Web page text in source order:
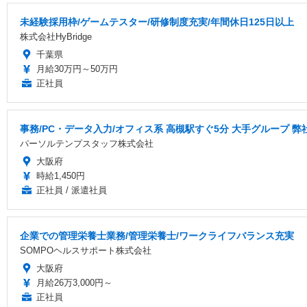
未経験採用枠/ゲームテスター/研修制度充実/年間休日125日以上
株式会社HyBridge
千葉県
月給30万円～50万円
正社員
事務/PC・データ入力/オフィス系 高槻駅すぐ5分 大手グループ 弊
パーソルテンプスタッフ株式会社
大阪府
時給1,450円
正社員 / 派遣社員
企業での管理栄養士業務/管理栄養士/ワークライフバランス充実
SOMPOヘルスサポート株式会社
大阪府
月給26万3,000円～
正社員